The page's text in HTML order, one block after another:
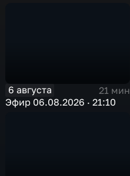
6 августа
21 мин
Эфир 06.08.2026 · 21:10